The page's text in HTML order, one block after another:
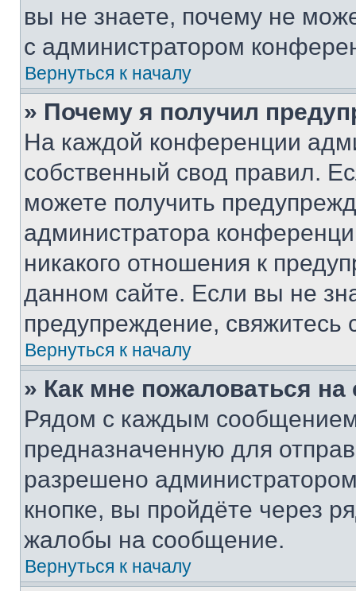
вы не знаете, почему не
с администратором
Вернуться к началу
» Почему я получил
На каждой конференции
собственный свод правил.
можете получить
администратора
никакого отношения к
данном сайте. Если вы не
предупреждение,
Вернуться к началу
» Как мне пожаловаться
Рядом с каждым сообщением
предназначенную для
разрешено
кнопке, вы пройдёте через
жалобы на сообщение.
Вернуться к началу